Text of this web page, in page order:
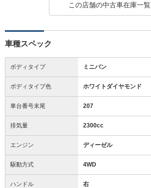
この店舗の中古車在庫一覧
車種スペック
ボディタイプ ミニバン
ボディタイプ色 ホワイトダイヤモンド
車台番号末尾 207
排気量 2300cc
エンジン ディーゼル
駆動方式 4WD
ハンドル 右